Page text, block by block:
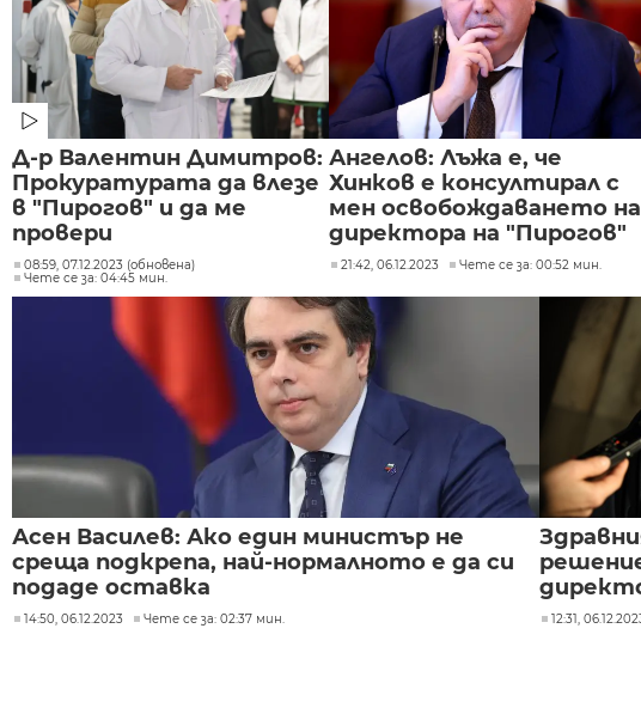
Д-р Валентин Димитров:
Прокуратурата да влезе
в "Пирогов" и да ме
провери
08:59, 07.12.2023 (обновена)
Чете се за: 04:45 мин.
Ангелов: Лъжа е, че
Хинков е консултирал с
мен освобождаването на
директора на "Пирогов"
21:42, 06.12.2023 Чете се за: 00:52 мин.
Асен Василев: Ако един министър не
среща подкрепа, най-нормалното е да си
подаде оставка
14:50, 06.12.2023 Чете се за: 02:37 мин. 12:31,